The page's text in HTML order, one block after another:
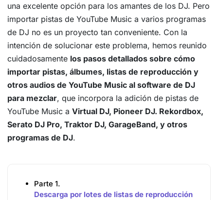
una excelente opción para los amantes de los DJ. Pero
importar pistas de YouTube Music a varios programas
de DJ no es un proyecto tan conveniente. Con la
intención de solucionar este problema, hemos reunido
cuidadosamente los pasos detallados sobre cómo
importar pistas, álbumes, listas de reproducción y
otros audios de YouTube Music al software de DJ
para mezclar, que incorpora la adición de pistas de
YouTube Music a Virtual DJ, Pioneer DJ. Rekordbox,
Serato DJ Pro, Traktor DJ, GarageBand, y otros
programas de DJ.
Parte 1.
Descarga por lotes de listas de reproducción